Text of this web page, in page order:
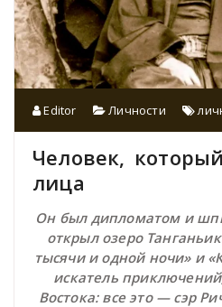
Editor Личности
Человек,
лица
Он был дипломатом и
открыл озеро
тысячи и одной ночи» и
искатель
Востока: все это — сэр